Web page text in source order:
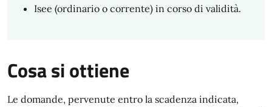
Isee (ordinario o corrente) in corso di validità.
Cosa si ottiene
Le domande, pervenute entro la scadenza indicata,